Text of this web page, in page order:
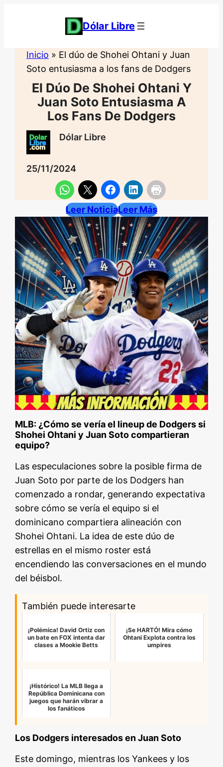
Dólar Libre
Inicio » El dúo de Shohei Ohtani y Juan
Soto entusiasma a los fans de Dodgers
El Dúo De Shohei Ohtani Y
Juan Soto Entusiasma A
Los Fans De Dodgers
Dólar Libre
25/11/2024
Leer NoticiaLeer Más
MLB: ¿Cómo se vería el lineup de Dodgers si
Shohei Ohtani y Juan Soto compartieran
equipo?
Las especulaciones sobre la posible firma de
Juan Soto por parte de los Dodgers han
comenzado a rondar, generando expectativa
sobre cómo se vería el equipo si el
dominicano compartiera alineación con
Shohei Ohtani. La idea de este dúo de
estrellas en el mismo roster está
encendiendo las conversaciones en el mundo
del béisbol.
También puede interesarte
¡Polémica! David Ortiz con
un bate en FOX intenta dar
clases a Mookie Betts
¡Se HARTÓ! Mira cómo
Ohtani Explota contra los
umpires
¡Histórico! La MLB llega a
República Dominicana con
juegos que harán vibrar a
los fanáticos
Los Dodgers interesados en Juan Soto
Este domingo, mientras los Yankees y los